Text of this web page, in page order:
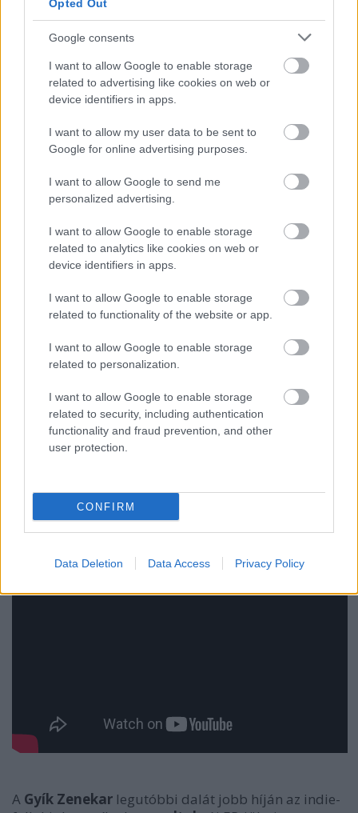
Opted Out
Google consents
I want to allow Google to enable storage
related to advertising like cookies on web or
device identifiers in apps.
I want to allow my user data to be sent to
Google for online advertising purposes.
I want to allow Google to send me
personalized advertising.
I want to allow Google to enable storage
related to analytics like cookies on web or
device identifiers in apps.
I want to allow Google to enable storage
related to functionality of the website or app.
I want to allow Google to enable storage
related to personalization.
I want to allow Google to enable storage
related to security, including authentication
functionality and fraud prevention, and other
user protection.
CONFIRM
Data Deletion Data Access Privacy Policy
vendégekkel és váratlan fordulatokkal. Alább a
harmadik rész,az első itt van a második itt.
Megjelent továbbá Grúbi első és egyben utolsó
száma, azxDcímű emo-rap, nagyon szomorú, bár az
is elhangzik benne, hogy "XD / tudod ez csak irónia,
tudod ez csak vicc". Facebook
A Gyík Zenekar legutóbbi dalát jobb híján az indie-